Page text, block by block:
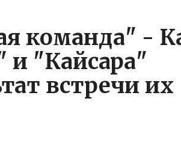
команда" -
и "Кайсара"
встречи их